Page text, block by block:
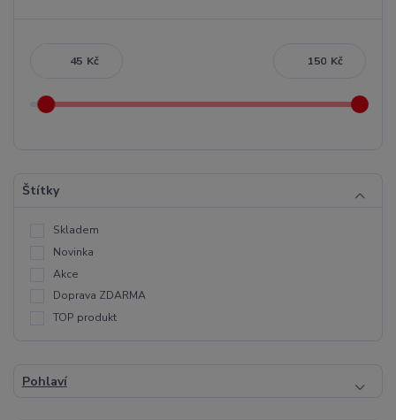
Kč Kč
Štítky
Skladem
Novinka
Akce
Doprava ZDARMA
TOP produkt
Pohlaví